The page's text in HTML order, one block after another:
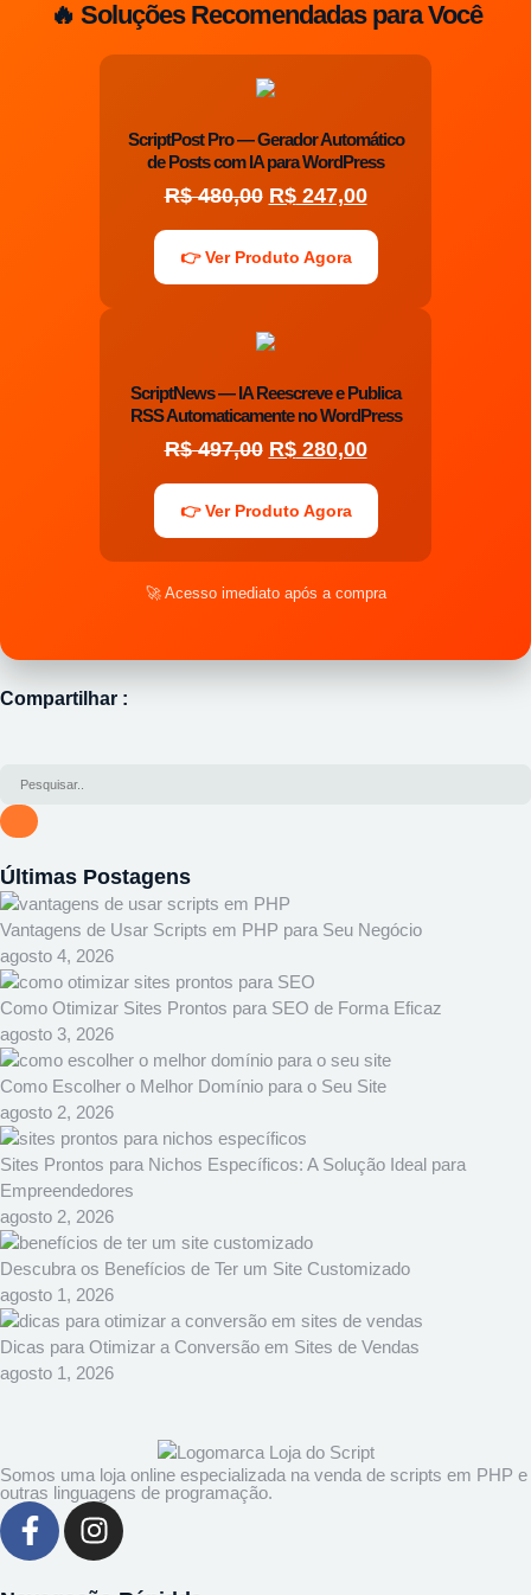
🔥 Soluções Recomendadas para Você
ScriptPost Pro — Gerador Automático
de Posts com IA para WordPress
R$480,00 R$247,00
👉 Ver Produto Agora
ScriptNews — IA Reescreve e Publica
RSS Automaticamente no WordPress
R$497,00 R$280,00
👉 Ver Produto Agora
🚀 Acesso imediato após a compra
Compartilhar :
Últimas Postagens
Vantagens de Usar Scripts em PHP para Seu Negócio
agosto 4, 2026
Como Otimizar Sites Prontos para SEO de Forma Eficaz
agosto 3, 2026
Como Escolher o Melhor Domínio para o Seu Site
agosto 2, 2026
Sites Prontos para Nichos Específicos: A Solução Ideal para
Empreendedores
agosto 2, 2026
Descubra os Benefícios de Ter um Site Customizado
agosto 1, 2026
Dicas para Otimizar a Conversão em Sites de Vendas
agosto 1, 2026
Somos uma loja online especializada na venda de scripts em PHP e
outras linguagens de programação.